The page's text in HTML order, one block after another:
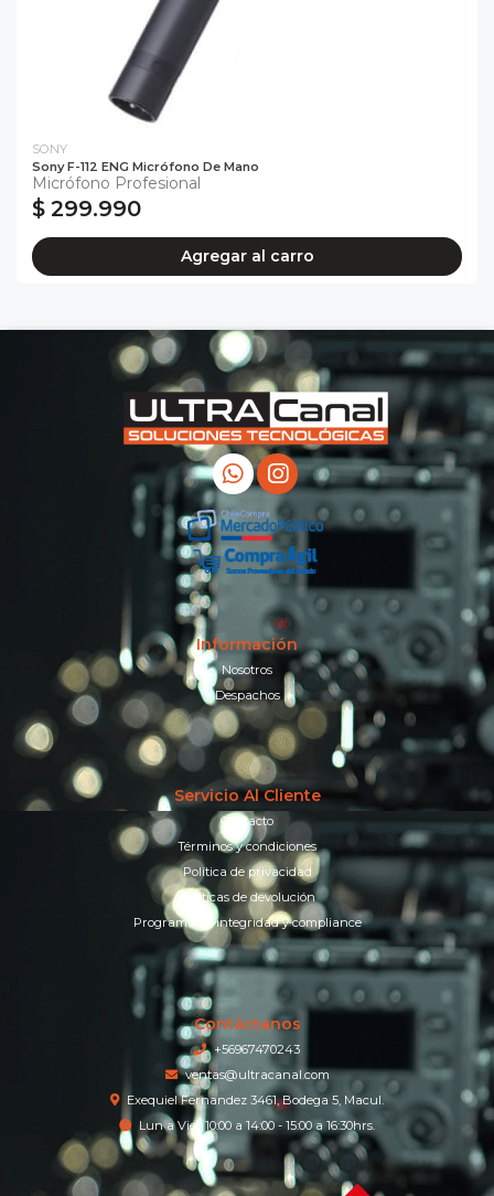
SONY
Sony F-112 ENG Micrófono De Mano
Micrófono Profesional
$ 299.990
Agregar al carro
Información
Nosotros
Despachos
Servicio Al Cliente
Contacto
Términos y condiciones
Política de privacidad
Políticas de devolución
Programa de integridad y compliance
Contáctanos
+56967470243
ventas@ultracanal.com
Exequiel Fernandez 3461, Bodega 5, Macul.
Lun a Vier 10:00 a 14:00 - 15:00 a 16:30hrs.